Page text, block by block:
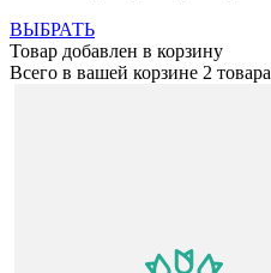
ВЫБРАТЬ
Товар добавлен в корзину
Всего в вашей корзине 2 товара